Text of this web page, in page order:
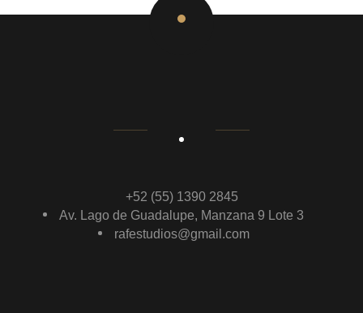
+52 (55) 1390 2845
Av. Lago de Guadalupe, Manzana 9 Lote 3
rafestudios@gmail.com